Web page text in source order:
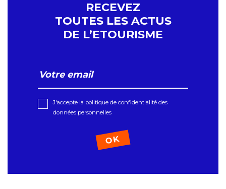
RECEVEZ
TOUTES LES ACTUS
DE L’ETOURISME
J'accepte la politique de confidentialité des
données personnelles